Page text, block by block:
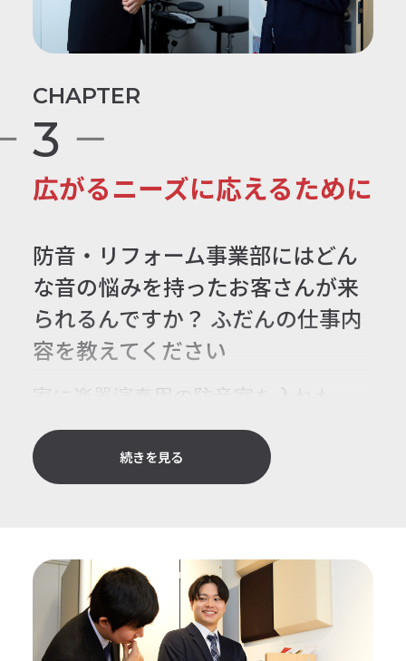
ること、宮地楽器はRPM
（Recording Proshop Miyaji）に強み
などを、素直に話すことができまし
た。
他社と比べて自分を出せた？
実は僕、ほかの会社は受けていない
んです。Oさんとの面接から順調に
進み、迷いなく入社を決めました。
会社を選ぶときは、社員や会社の雰
ど、僕は面接を通して宮地楽器の雰
囲気がわかった気がしました。
んだ…と１つ１つ知るのはとても面
白いです。
しいというお客様の気持ちがわか
り、同じ目線で話ができます。工事
をともなう案件では、図面作成ツー
ルを使ってパソコンで防音室の設計
屋にするか、どこにドアをつける
か、楽器をどう配置するかなど、細
かいところまでお客様と話し合いな
がら自分のアイデアを反映できると
ころが楽しいです。
CHAPTER
3
広がるニーズに応えるために
防音・リフォーム事業部にはどん
な音の悩みを持ったお客さんが来
られるんですか？ ふだんの仕事内
容を教えてください
家に楽器演奏用の防音室を入れた
い、お部屋を防音室にしたいという
方以外にも、階下への騒音対策、防
音・断熱のために二重サッシにした
いただきながら最適な防音対策をご
提案。防音室を入れるとなれば、防
音室の種類、工事をともなうタイプ
続きを見る